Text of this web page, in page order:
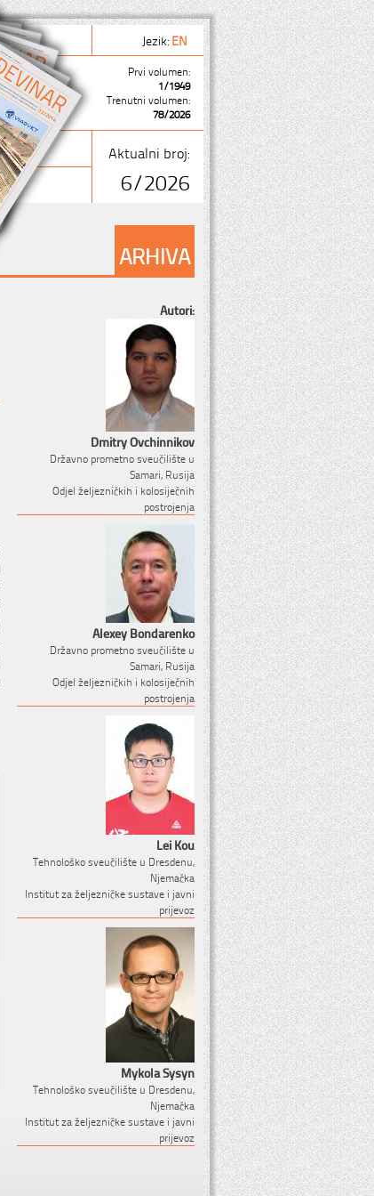
Jezik:EN
Prvi volumen:
1/1949
Trenutni volumen:
78/2026
Aktualni broj:
6/2026
ARHIVA
Autori:
Dmitry Ovchinnikov
Državno prometno sveučilište u
Samari, Rusija
Odjel željezničkih i kolosiječnih
postrojenja
Alexey Bondarenko
Državno prometno sveučilište u
Samari, Rusija
Odjel željezničkih i kolosiječnih
postrojenja
Lei Kou
Tehnološko sveučilište u Dresdenu,
Njemačka
Institut za željezničke sustave i javni
prijevoz
Mykola Sysyn
Tehnološko sveučilište u Dresdenu,
Njemačka
Institut za željezničke sustave i javni
prijevoz